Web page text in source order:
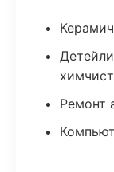
Ремонт